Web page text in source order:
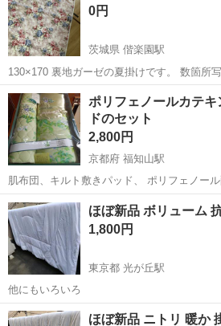
0円
茨城県 偕楽園駅
130×170 裏地ガーゼの夏掛けです。 数箇所写真のような汚れあり 千
波ショッピングプラザでのお取り引きでお願
茨城 水戸市 偕楽園駅
ポリフェノールカテ
ドのセット
2,800円
京都府 福知山駅
肌布団、キルト敷きパッド、 ポリフェノー
キン加工のセットです。店内一掃処分して
ます。
京都 福知山市 福知山駅
1,800円
東京都 光が丘駅
他にもいろいろ
東京 練馬区 光が丘駅 寝具
ほ